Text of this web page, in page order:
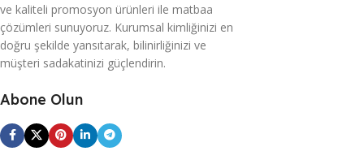
ve kaliteli promosyon ürünleri ile matbaa
çözümleri sunuyoruz. Kurumsal kimliğinizi en
doğru şekilde yansıtarak, bilinirliğinizi ve
müşteri sadakatinizi güçlendirin.
Abone Olun